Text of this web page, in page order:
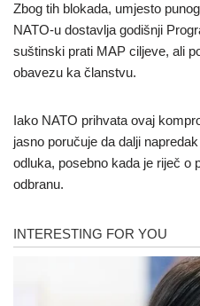
Zbog tih blokada, umjesto
NATO-u dostavlja godišnji
suštinski prati MAP ciljeve, ali
obavezu ka članstvu.
Iako NATO prihvata ovaj
jasno poručuje da dalji
odluka, posebno kada je riječ o
odbranu.